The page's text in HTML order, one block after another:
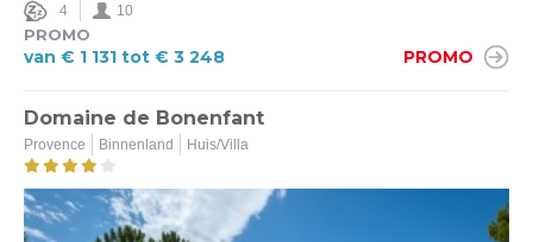
4 10
PROMO
van € 1 131 tot € 3 248 PROMO
Domaine de Bonenfant
Provence Binnenland Huis/Villa